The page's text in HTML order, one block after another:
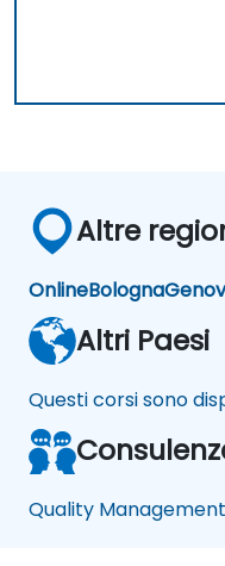
Altre
OnlineBologna
Altri Paesi
Questi corsi sono
Quality